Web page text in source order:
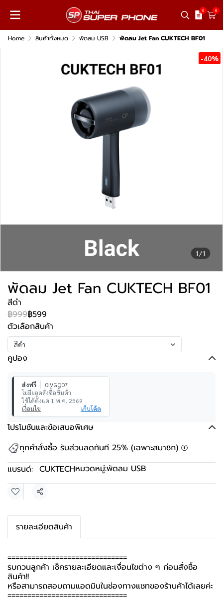
0 0
Home สินค้าทั้งหมด พัดลม USB พัดลม Jet Fan CUKTECH BF01
1/1
-40%
พัดลม Jet Fan CUKTECH BF01
สีดำ
฿999฿599
ตัวเลือกสินค้า
สีดำ
คูปอง
ส่งฟรี
0IVGQ07
ไม่มียอดสั่งซื้อขั้นต่ำ
ใช้ได้ตั้งแต่ 1 พ.ค. 2569
เงื่อนไข
เก็บโค้ด
โปรโมชันและข้อเสนอพิเศษ
ทุกคำสั่งซื้อ รับส่วนลดทันที 25% (เฉพาะสมาชิก)
แบรนด์: CUKTECHหมวดหมู่:พัดลม USB
แชร์
รายละเอียดสินค้า
==============================
รบกวนลูกค้า เช็ครายละเอียดและเงื่อนไขต่าง ๆ ก่อนสั่งซื้อ
สินค้า!!
หรือสามารถสอบถามแอดมินในช่องทางแชทของร้านค้าได้เลยค่ะ
==============================